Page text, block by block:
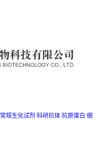
常规生化试剂 科研抗体 抗原蛋白 细